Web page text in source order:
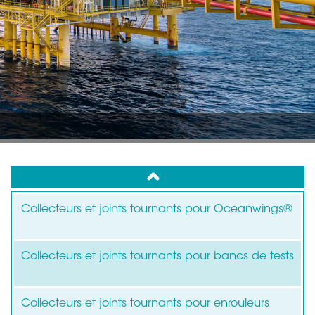
up
Collecteurs et joints tournants pour Oceanwings®
Collecteurs et joints tournants pour bancs de tests
Collecteurs et joints tournants pour enrouleurs